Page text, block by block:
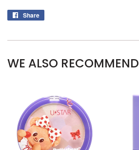
Share
WE ALSO RECOMMEND